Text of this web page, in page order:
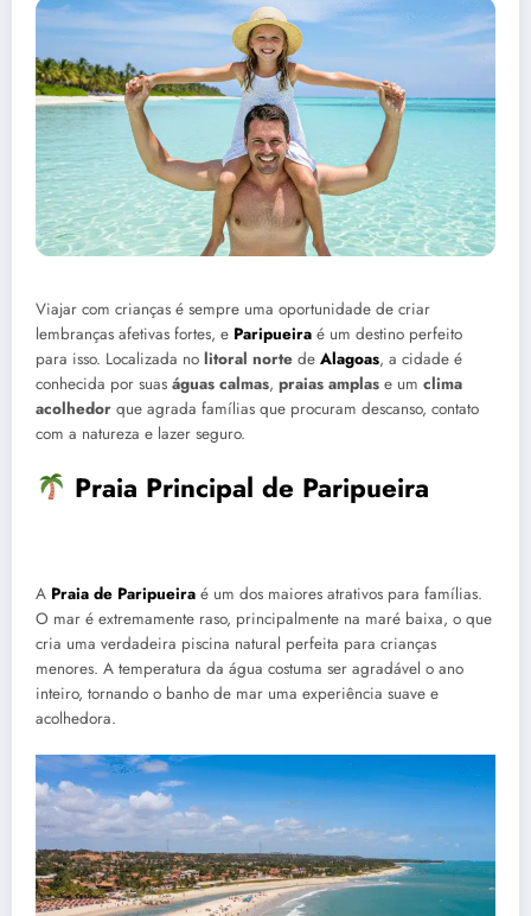
Viajar com crianças é sempre uma oportunidade de criar
lembranças afetivas fortes, e Paripueira é um destino perfeito
para isso. Localizada no litoral norte de Alagoas, a cidade é
conhecida por suas águas calmas, praias amplas e um clima
acolhedor que agrada famílias que procuram descanso, contato
com a natureza e lazer seguro.
Praia Principal de Paripueira
A Praia de Paripueira é um dos maiores atrativos para famílias.
O mar é extremamente raso, principalmente na maré baixa, o que
cria uma verdadeira piscina natural perfeita para crianças
menores. A temperatura da água costuma ser agradável o ano
inteiro, tornando o banho de mar uma experiência suave e
acolhedora.